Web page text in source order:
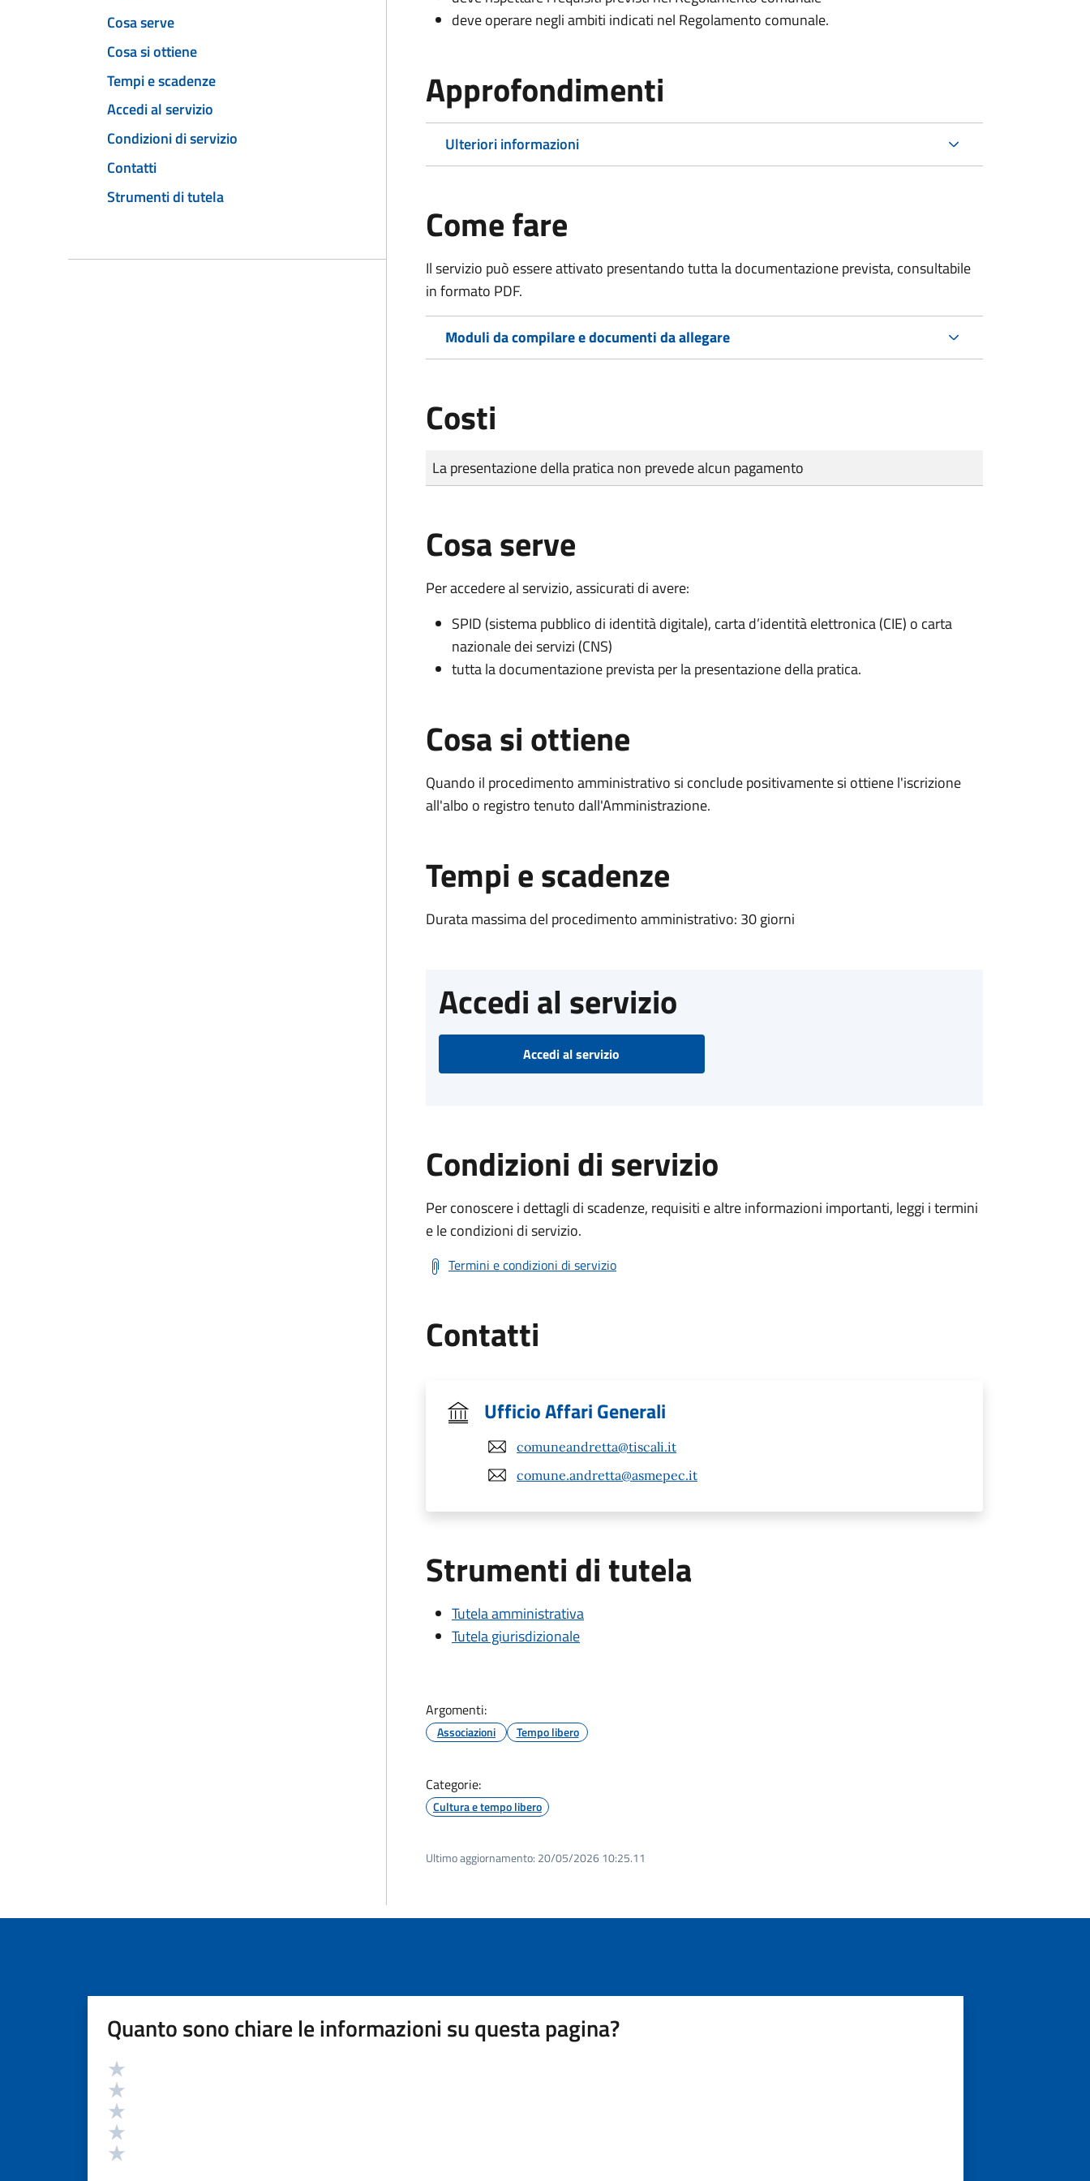
Cosa serve
Cosa si ottiene
Tempi e scadenze
Accedi al servizio
Condizioni di servizio
Contatti
Strumenti di tutela
deve operare negli ambiti indicati nel Regolamento comunale.
Approfondimenti
Ulteriori informazioni
Come fare
Il servizio può essere attivato presentando tutta la documentazione prevista, consultabile
in formato PDF.
Moduli da compilare e documenti da allegare
Costi
Tipo di pagamento
Importo
La presentazione della pratica non prevede alcun pagamento
Cosa serve
Per accedere al servizio, assicurati di avere:
SPID (sistema pubblico di identità digitale), carta d’identità elettronica (CIE) o carta
nazionale dei servizi (CNS)
tutta la documentazione prevista per la presentazione della pratica.
Cosa si ottiene
Quando il procedimento amministrativo si conclude positivamente si ottiene l'iscrizione
all'albo o registro tenuto dall'Amministrazione.
Tempi e scadenze
Durata massima del procedimento amministrativo: 30 giorni
Accedi al servizio
Accedi al servizio
Condizioni di servizio
Per conoscere i dettagli di scadenze, requisiti e altre informazioni importanti, leggi i termini
e le condizioni di servizio.
Termini e condizioni di servizio
Contatti
Ufficio Affari Generali
comuneandretta@tiscali.it
comune.andretta@asmepec.it
Strumenti di tutela
Tutela amministrativa
Tutela giurisdizionale
Argomenti:
Associazioni Tempo libero
Categorie:
Cultura e tempo libero
Ultimo aggiornamento: 20/05/2026 10:25.11
Quanto sono chiare le informazioni su questa pagina?
Valutazione